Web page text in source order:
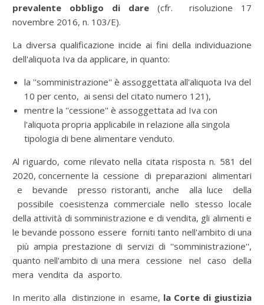
prevalente obbligo di dare (cfr. risoluzione 17
novembre 2016, n. 103/E).
La diversa qualificazione incide ai fini della individuazione
dell'aliquota Iva da applicare, in quanto:
la ''somministrazione'' è assoggettata all'aliquota Iva del
10 per cento, ai sensi del citato numero 121),
mentre la ''cessione'' è assoggettata ad Iva con
l'aliquota propria applicabile in relazione alla singola
tipologia di bene alimentare venduto.
Al riguardo, come rilevato nella citata risposta n. 581 del
2020, concernente la cessione di preparazioni alimentari
e bevande presso ristoranti, anche alla luce della
possibile coesistenza commerciale nello stesso locale
della attività di somministrazione e di vendita, gli alimenti e
le bevande possono essere forniti tanto nell'ambito di una
più ampia prestazione di servizi di ''somministrazione'',
quanto nell'ambito di una mera cessione nel caso della
mera vendita da asporto.
In merito alla distinzione in esame, la Corte di giustizia